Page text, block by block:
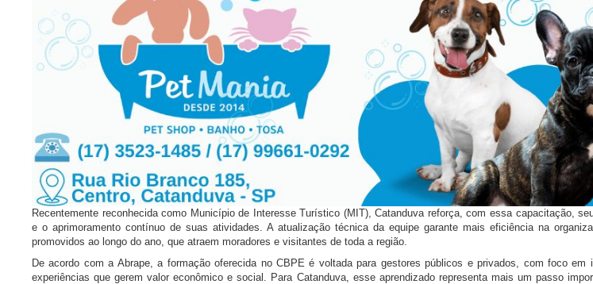
Recentemente reconhecida como Município de Interesse Turístico (MIT), Catanduva reforça, com essa capacitação,
e o aprimoramento contínuo de suas atividades. A atualização técnica da equipe garante mais eficiência na
promovidos ao longo do ano, que atraem moradores e visitantes de toda a região.
De acordo com a Abrape, a formação oferecida no CBPE é voltada para gestores públicos e privados, com foco em
experiências que gerem valor econômico e social. Para Catanduva, esse aprendizado representa mais um passo